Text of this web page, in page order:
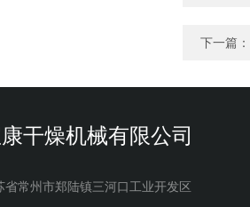
下一篇：
干燥机械有限公司
省常州市郑陆镇三河口工业开发区